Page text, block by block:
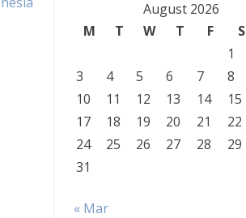
August 2026
M
T W T F S
1
3
4 5 6 7 8
10
11 12 13 14 15
17
18 19 20 21 22
24
25 26 27 28 29
31
« Mar